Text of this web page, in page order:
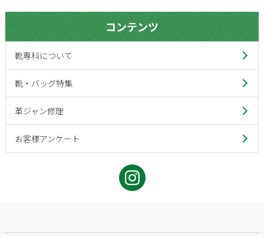
コンテンツ
靴専科について
靴・バッグ特集
革ジャン修理
お客様アンケート